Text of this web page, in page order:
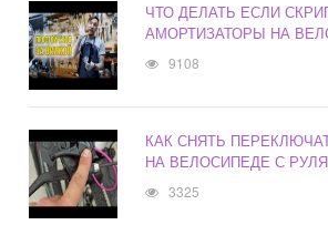
ЧТО ДЕЛАТЬ ЕСЛИ
АМОРТИЗАТОРЫ НА
9108
КАК СНЯТЬ
НА ВЕЛОСИПЕДЕ С РУЛЯ
3325